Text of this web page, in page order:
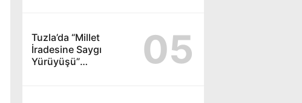
Tuzla’da “Millet
İradesine Saygı
Yürüyüşü”
05